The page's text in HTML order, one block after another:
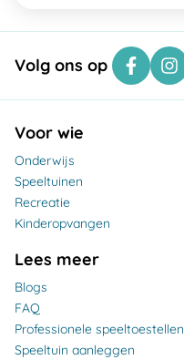
Volg ons op
Voor wie
Onderwijs
Speeltuinen
Recreatie
Kinderopvangen
Lees meer
Blogs
FAQ
Professionele speeltoestellen
Speeltuin aanleggen